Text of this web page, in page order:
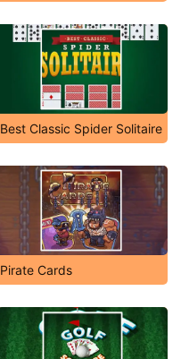
Best Classic Spider Solitaire
Pirate Cards